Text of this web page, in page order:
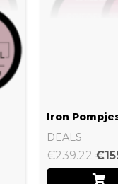
Iron
DEALS
€239.22 €